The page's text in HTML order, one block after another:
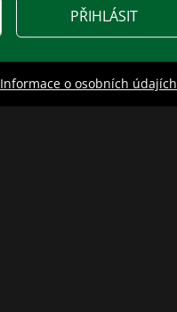
PŘIHLÁSIT
Informace o osobních údajích